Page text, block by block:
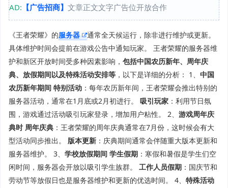
AD: 【广告招商】 文章正文文字广告位开放合作
《王者荣耀》的服务器
通常全天候运行，除非进行维护或更新。
具体维护时间会提前在游戏公告中通知玩家。 王者荣耀的服务器维
护和新区开放时间受多种因素影响， 包括中国农历新年、周年庆
典、放假期间以及特殊活动安排等 ，以下是详细的分析： 1、 中国
农历新年期间 特别活动 ：每年农历新年间，王者荣耀会推出特别的
服务器活动，通常在1月底或2月初进行。 吸引玩家 ：利用节日氛
围，游戏通过活动吸引玩家登录，增加用户粘性。 2、 游戏周年庆
典时 周年庆典 ：王者荣耀的周年庆典通常在7月份，这时候会有大
型活动同步推出。 版本更新 ：庆典期间通常会伴随重大版本更新和
服务器维护。 3、 学校放假期间 学生假期 ：寒假和暑假是学生们空
闲时间，服务器会开放以吸引学生族群。 工作人员假期 ：国庆节和
劳动节等放假日也是服务器维护和更新的优选时间。 4、 特殊活动